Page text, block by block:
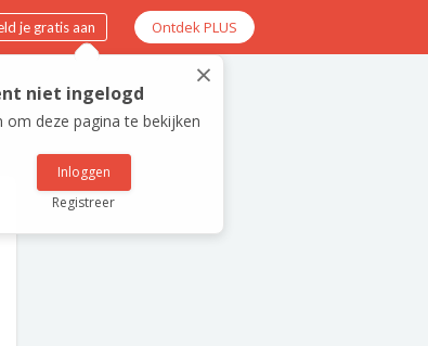
je gratis aan Ontdek PLUS
×
niet ingelogd
om deze pagina te bekijken
Inloggen
Registreer